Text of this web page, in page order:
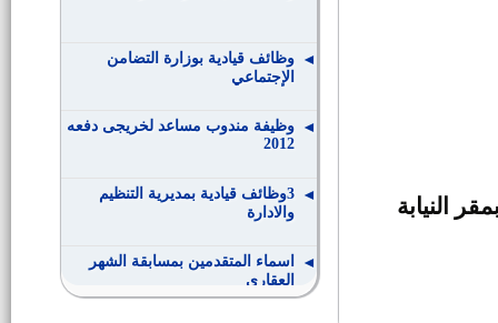
النيابة
وظائف قيادية بوزارة التضامن
الإجتماعي
وظيفة مندوب مساعد لخريجى دفعه
2012
3وظائف قيادية بمديرية التنظيم
والادارة
اسماء المتقدمين بمسابقة الشهر
العقاري